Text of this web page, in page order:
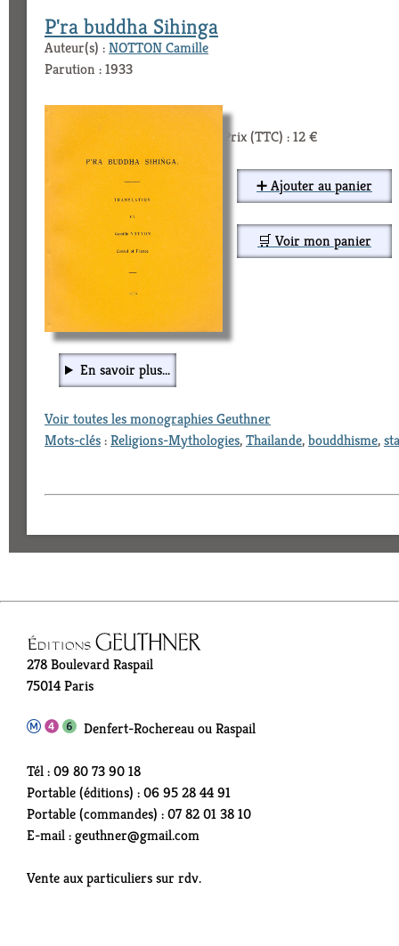
P'ra buddha Sihinga
Auteur(s) :NOTTON Camille
Parution : 1933
Prix (TTC) : 12 €
➕ Ajouter au panier
🛒 Voir mon panier
En savoir plus...
Voir toutes les monographies Geuthner
Mots-clés:Religions-Mythologies,Thailande,bouddhisme,
278 Boulevard Raspail
75014 Paris
Denfert-Rochereau ou Raspail
Tél : 09 80 73 90 18
Portable (éditions) : 06 95 28 44 91
Portable (commandes) : 07 82 01 38 10
E-mail : geuthner@gmail.com
Vente aux particuliers sur rdv.